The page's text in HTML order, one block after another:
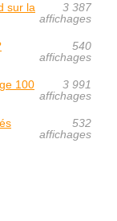
sur la
3 387
affichages
540
affichages
100
3 991
affichages
532
affichages